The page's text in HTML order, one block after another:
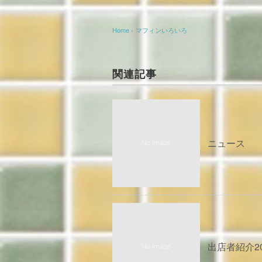
Home › マフィンいろいろ
関連記事
ニュース
出店者紹介